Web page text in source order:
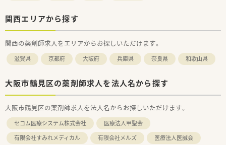
関西エリアから探す
関西の薬剤師求人をエリアからお探しいただけます。
滋賀県 京都府 大阪府 兵庫県 奈良県 和歌山県
大阪市鶴見区の薬剤師求人を法人名から探す
大阪市鶴見区の薬剤師求人を法人名からお探しいただけます。
セコム医療システム株式会社
医療法人甲聖会
有限会社すみれメディカル
有限会社メルズ
医療法人医誠会